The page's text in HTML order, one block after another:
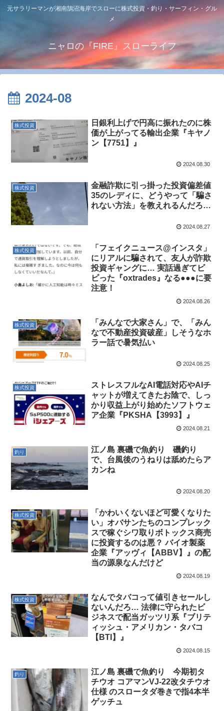
元サラリーマンが湘南鵠沼海岸でスローに株式投資・釣り・サーフィン・グル
メ
ニャロの『FIRE』スローライフ
2024-08
株式投資
日銀利上げで円高に振れたのに株
価が上がってる輸出企業『キヤノ
ン【7751】』
2024.08.30
株式投資
金融詐欺に引っ掛った投資偏差値
35のレディに、どうやって「騙さ
れない方法」を教えれるんだろ…
2024.08.27
株式投資
「フェイクニュース@インスタ」
にリアルに騙されて、友人が詐欺
投資ギャングに… 実話過ぎてビ
ビった『oxtrades』なる●●●に要
注意！
2024.08.26
株式投資
「みんなで大家さん」で、「みん
なで不動産投資破産」しそうなホ
ラー話で暑気払い
2024.08.25
株式投資
ストレスフルなAI電話対応やAIチ
ャットが増えてきたお陰で、しっ
かり収益上がり始めたソフトウェ
ア企業『PKSHA【3993】』
2024.08.21
釣り
江ノ島 裏磯で魚釣り 磯釣り
で、台風後のうねりは舐めたらア
カンね
2024.08.20
株式投資
「かわいくないほど可愛くなりた
い」オバサンたちのコンプレック
スで稼ぐシワ取りボトックス商売
に投資するのは悪？ バイオ製薬
企業『アッヴィ【ABBV】』の配
当の源泉なんだけど
2024.08.19
株式投資
なんでタバコって値引きセールし
ないんだろ… 法律に守られたビ
ジネスで配当ガッツリ系『ブリテ
ィッシュ・アメリカン・タバコ
【BTI】』
2024.08.15
釣り
江ノ島 裏磯で魚釣り 今期初タ
チウオ コアマンVJ-22改タチウオ
仕様 のスロータダ巻きで指4本半
ゲッチュ